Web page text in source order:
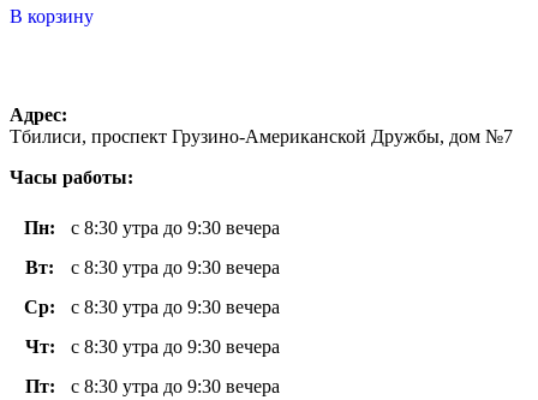
5
В корзину
Адрес:
Тбилиси, проспект Грузино-Американской Дружбы, дом №7
Часы работы:
Пн:
с 8:30 утра до 9:30 вечера
Вт:
с 8:30 утра до 9:30 вечера
Ср:
с 8:30 утра до 9:30 вечера
Чт:
с 8:30 утра до 9:30 вечера
Пт: с 8:30 утра до 9:30 вечера